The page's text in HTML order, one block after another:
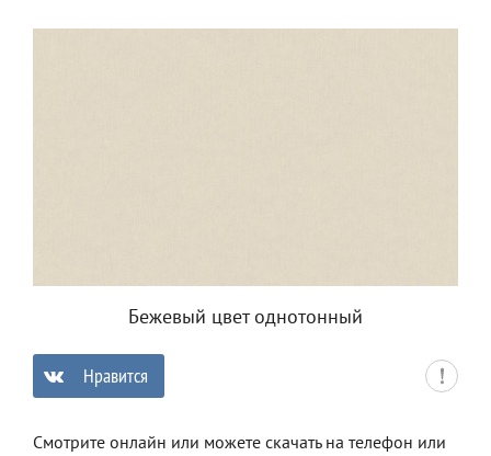
Бежевый цвет однотонный
Нравится
Смотрите онлайн или можете скачать на телефон или